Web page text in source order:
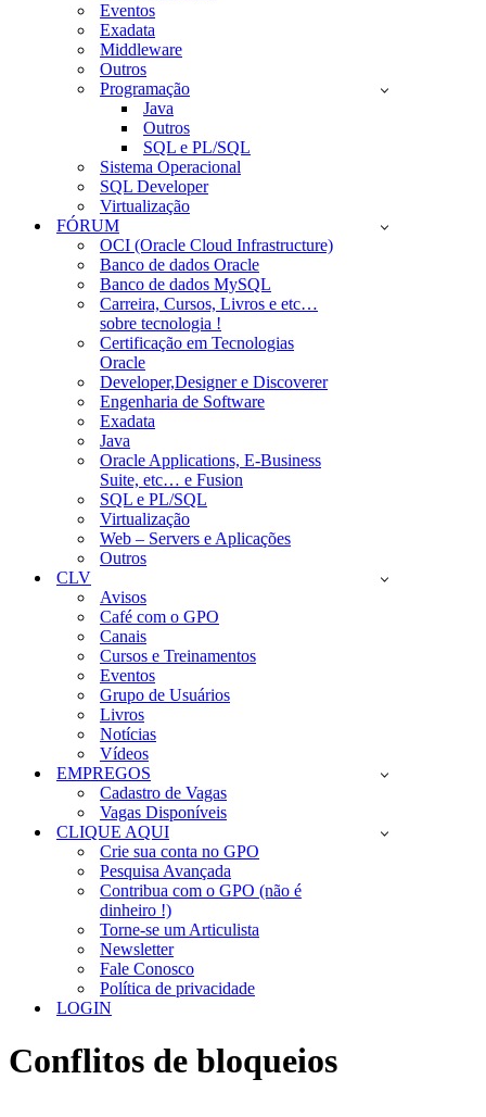
Eventos
Exadata
Middleware
Outros
Programação
Java
Outros
SQL e PL/SQL
Sistema Operacional
SQL Developer
Virtualização
FÓRUM
OCI (Oracle Cloud Infrastructure)
Banco de dados Oracle
Banco de dados MySQL
Carreira, Cursos, Livros e etc…
sobre tecnologia !
Certificação em Tecnologias
Oracle
Developer,Designer e Discoverer
Engenharia de Software
Exadata
Java
Oracle Applications, E-Business
Suite, etc… e Fusion
SQL e PL/SQL
Virtualização
Web – Servers e Aplicações
Outros
CLV
Avisos
Café com o GPO
Canais
Cursos e Treinamentos
Eventos
Grupo de Usuários
Livros
Notícias
Vídeos
EMPREGOS
Cadastro de Vagas
Vagas Disponíveis
CLIQUE AQUI
Crie sua conta no GPO
Pesquisa Avançada
Contribua com o GPO (não é
dinheiro !)
Torne-se um Articulista
Newsletter
Fale Conosco
Política de privacidade
LOGIN
Conflitos de bloqueios